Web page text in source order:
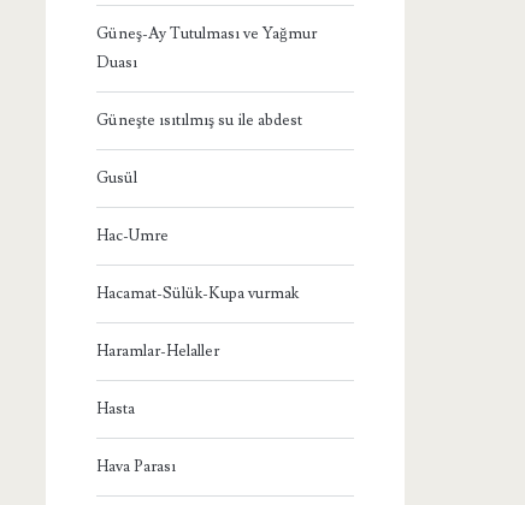
Güneş-Ay Tutulması ve Yağmur
Duası
Güneşte ısıtılmış su ile abdest
Gusül
Hac-Umre
Hacamat-Sülük-Kupa vurmak
Haramlar-Helaller
Hasta
Hava Parası